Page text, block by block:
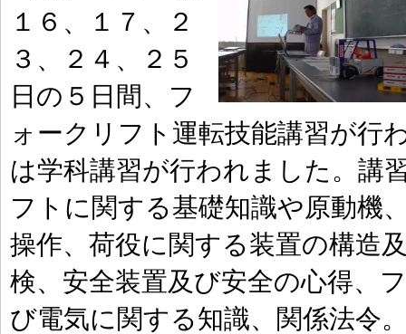
１６、１７、２
３、２４、２５
日の５日間、フ
ォークリフト運転技能講習が行
は学科講習が行われました。講
フトに関する基礎知識や原動機
操作、荷役に関する装置の構造
検、安全装置及び安全の心得、
び電気に関する知識、関係法令